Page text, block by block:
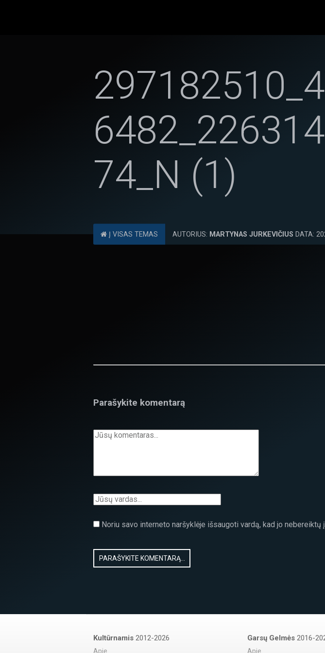
74_N (1)
Į VISAS TEMAS AUTORIUS: MARTYNAS JURKEVIČIUS DATA:
Parašykite komentarą
Noriu savo interneto naršyklėje išsaugoti vardą, kad jo
Kultūrnamis 2012-2026
Apie
Garsų Gelmės 2016-
Apie